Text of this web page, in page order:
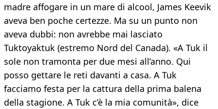
madre affogare in un mare di alcool, James Keevik
aveva ben poche certezze. Ma su un punto non
aveva dubbi: non avrebbe mai lasciato
Tuktoyaktuk (estremo Nord del Canada). «A Tuk il
sole non tramonta per due mesi all’anno. Qui
posso gettare le reti davanti a casa. A Tuk
facciamo festa per la cattura della prima balena
della stagione. A Tuk c’è la mia comunità», dice